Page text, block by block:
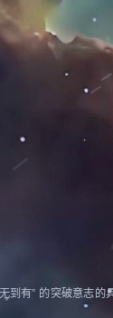
到有” 的突破意志